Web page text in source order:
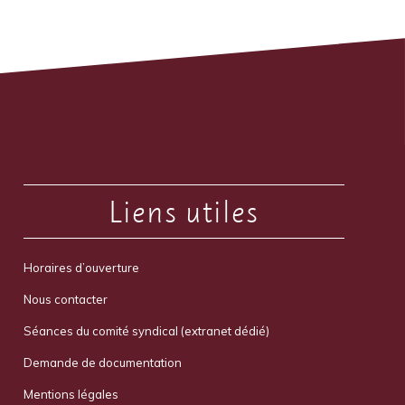
Liens utiles
Horaires d’ouverture
Nous contacter
Séances du comité syndical (extranet dédié)
Demande de documentation
Mentions légales